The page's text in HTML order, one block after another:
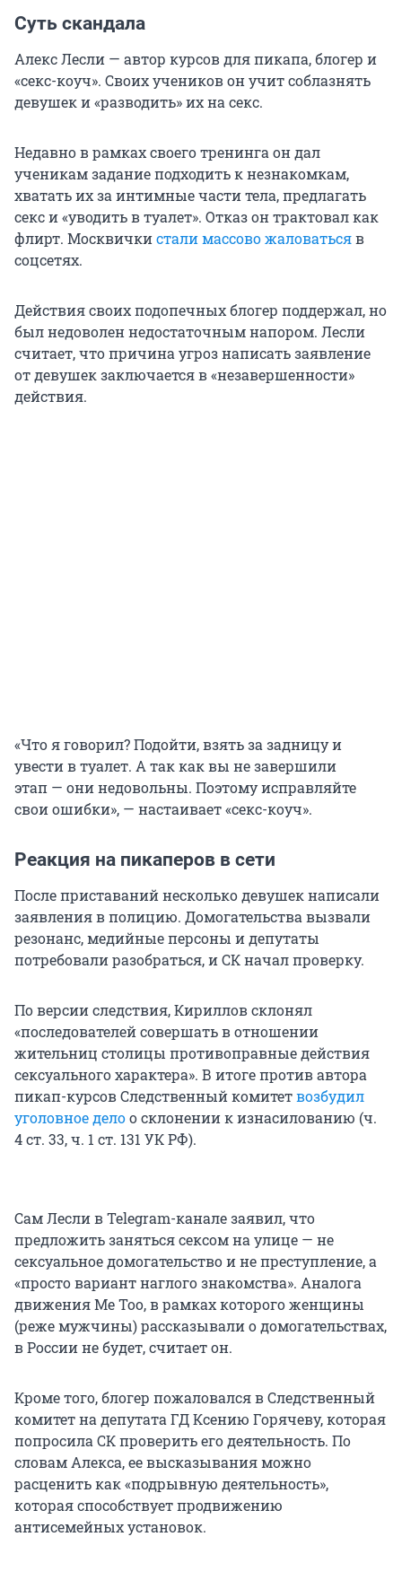
Суть скандала
Алекс Лесли — автор курсов для пикапа, блогер и
«секс-коуч». Своих учеников он учит соблазнять
девушек и «разводить» их на секс.
Недавно в рамках своего тренинга он дал
ученикам задание подходить к незнакомкам,
хватать их за интимные части тела, предлагать
секс и «уводить в туалет». Отказ он трактовал как
флирт. Москвичкистали массово жаловатьсяв
соцсетях.
Действия своих подопечных блогер поддержал, но
был недоволен недостаточным напором. Лесли
считает, что причина угроз написать заявление
от девушек заключается в «незавершенности»
действия.
«Что я говорил? Подойти, взять за задницу и
увести в туалет. А так как вы не завершили
этап — они недовольны. Поэтому исправляйте
свои ошибки», — настаивает «секс-коуч».
Реакция на пикаперов в сети
После приставаний несколько девушек написали
заявления в полицию. Домогательства вызвали
резонанс, медийные персоны и депутаты
потребовали разобраться, и СК начал проверку.
По версии следствия, Кириллов склонял
«последователей совершать в отношении
жительниц столицы противоправные действия
сексуального характера». В итоге против автора
пикап-курсов Следственный комитетвозбудил
уголовное делоо склонении к изнасилованию (ч.
4 ст. 33, ч. 1 ст. 131 УК РФ).
Сам Лесли в Telegram-канале заявил, что
предложить заняться сексом на улице — не
сексуальное домогательство и не преступление, а
«просто вариант наглого знакомства». Аналога
движения Me Too, в рамках которого женщины
(реже мужчины) рассказывали о домогательствах,
в России не будет, считает он.
Кроме того, блогер пожаловался в Следственный
комитет на депутата ГД Ксению Горячеву, которая
попросила СК проверить его деятельность. По
словам Алекса, ее высказывания можно
расценить как «подрывную деятельность»,
которая способствует продвижению
антисемейных установок.